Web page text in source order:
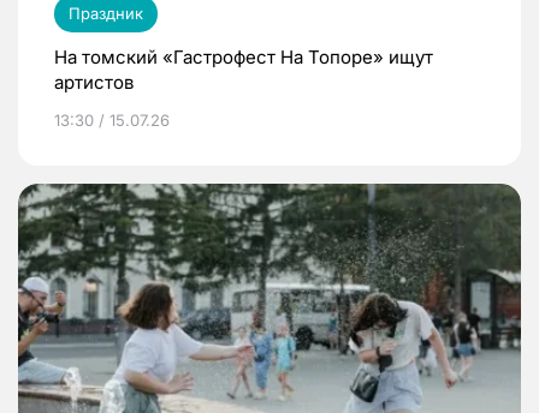
Праздник
На томский «Гастрофест На Топоре» ищут
артистов
13:30 / 15.07.26